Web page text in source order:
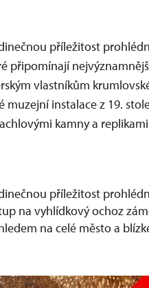
příležitost
připomínají
vlastníkům
instalace z 19.
kamny a
příležitost
na vyhlídkový ochoz
na celé město a